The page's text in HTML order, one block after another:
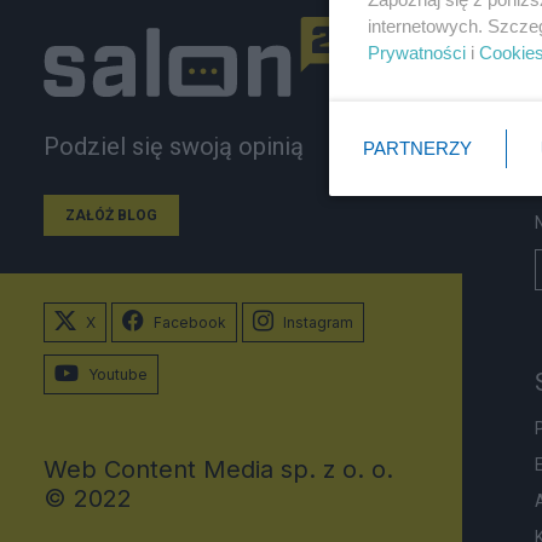
Podziel się swoją opinią
ZAŁÓŻ BLOG
X Facebook Instagram
Youtube
Web Content Media sp. z o. o.
© 2022
internetowych.
Prywatności i Cookies
PARTNERZY